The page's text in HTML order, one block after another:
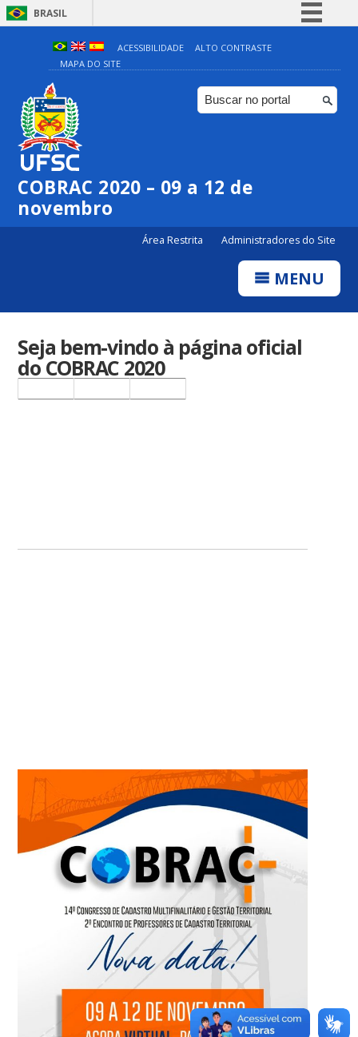
BRASIL
Simplifique!
Comunica BR
Participe
ACESSIBILIDADE
ALTO CONTRASTE
MAPA DO SITE
COBRAC 2020 – 09 a 12 de
novembro
Área Restrita Administradores do Site
MENU
Seja bem-vindo à página oficial
do COBRAC 2020